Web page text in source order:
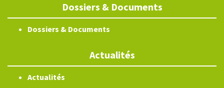
Dossiers & Documents
Dossiers & Documents
Actualités
Actualités